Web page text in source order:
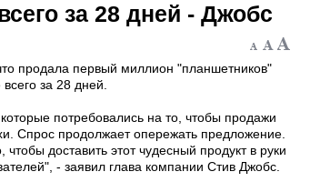
за 28 дней - Джобс
продала первый миллион "планшетников"
за 28 дней.
потребовались на то, чтобы продажи
Спрос продолжает опережать предложение.
доставить этот чудесный продукт в руки
- заявил глава компании Стив Джобс.